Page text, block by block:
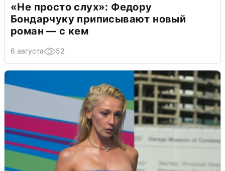
«Не просто слух»: Федору
Бондарчуку приписывают новый
роман — с кем
6 августа 52